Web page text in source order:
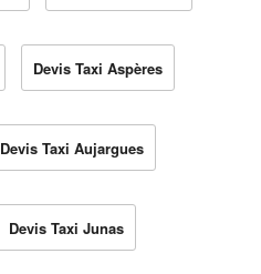
Devis Taxi Aspères
Devis Taxi Aujargues
Devis Taxi Junas